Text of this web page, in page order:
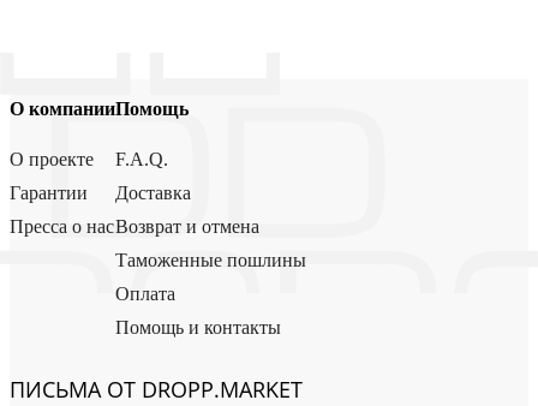
О компании
О проекте
Гарантии
Пресса о нас
Помощь
F.A.Q.
Доставка
Возврат и отмена
Таможенные пошлины
Оплата
Помощь и контакты
ПИСЬМА ОТ DROPP.MARKET